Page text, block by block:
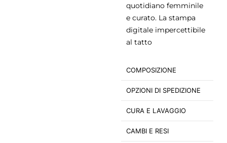
quotidiano femminile
e curato. La stampa
digitale impercettibile
al tatto
COMPOSIZIONE
OPZIONI DI SPEDIZIONE
CURA E LAVAGGIO
CAMBI E RESI